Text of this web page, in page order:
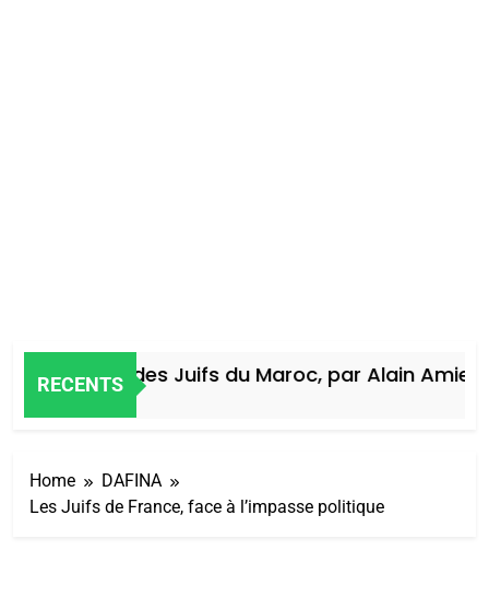
RECENTS
Histoire des Juifs du Maroc, par Alain Amiel
Home
DAFINA
Les Juifs de France, face à l’impasse politique